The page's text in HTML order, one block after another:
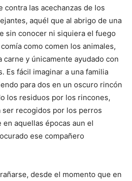
contra las acechanzas de los
aquél que al abrigo de una
sin conocer ni siquiera el fuego
como comen los animales,
carne y únicamente ayudado con
Es fácil imaginar a una familia
para dos en un oscuro rincón
los residuos por los rincones,
ser recogidos por los perros
aquellas épocas aun el
ese compañero
desde el momento que en